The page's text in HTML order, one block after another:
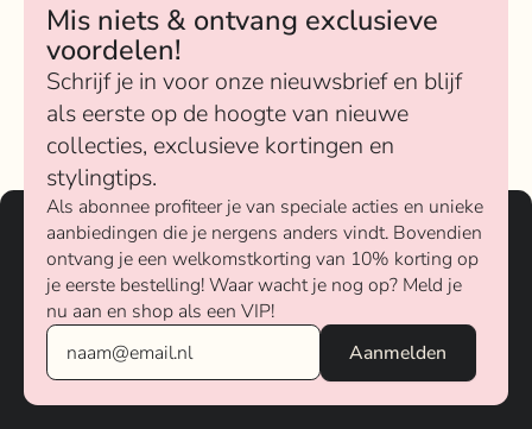
Mis niets & ontvang exclusieve
voordelen!
Schrijf je in voor onze nieuwsbrief en blijf
als eerste op de hoogte van nieuwe
collecties, exclusieve kortingen en
stylingtips.
Als abonnee profiteer je van speciale acties en unieke
aanbiedingen die je nergens anders vindt. Bovendien
ontvang je een welkomstkorting van 10% korting op
je eerste bestelling! Waar wacht je nog op? Meld je
nu aan en shop als een VIP!